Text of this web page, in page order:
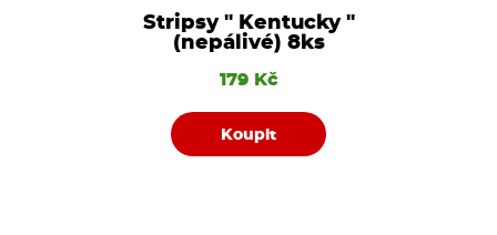
Stripsy " Kentucky "
(nepálivé) 8ks
179 Kč
Koupit